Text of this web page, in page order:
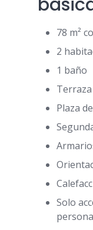
78 m²
2
1 baño
Terraza
Plaza
Solo